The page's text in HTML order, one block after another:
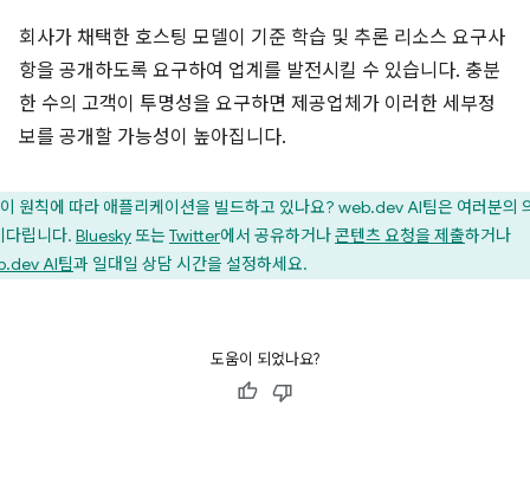
회사가 채택한 호스팅 모델이 기준 학습 및 추론 리소스 요구사
항을 공개하도록 요구하여 업계를 발전시킬 수 있습니다. 충분
한 수의 고객이 투명성을 요구하면 제공업체가 이러한 세부정
보를 공개할 가능성이 높아집니다.
이 원칙에 따라 애플리케이션을 빌드하고 있나요? web.dev AI팀은 여러분의
다립니다. Bluesky 또는Twitter에서 공유하거나콘텐츠 요청을 제출하거나
AI팀과 일대일 상담 시간을 설정하세요.
도움이 되었나요?